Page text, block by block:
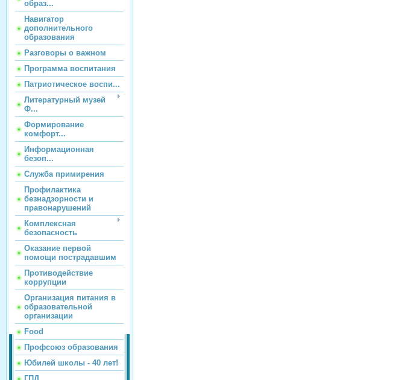
образ...
Навигатор
дополнительного
образования
Разговоры о важном
Программа воспитания
Патриотическое воспи...
Литературный музей
Ф...
Формирование
комфорт...
Информационная
безоп...
Служба примирения
Профилактика
безнадзорности и
правонарушений
Комплексная
безопасность
Оказание первой
помощи пострадавшим
Противодействие
коррупции
Организация питания в
образовательной
организации
Food
Профсоюз образования
Юбилей школы - 40 лет!